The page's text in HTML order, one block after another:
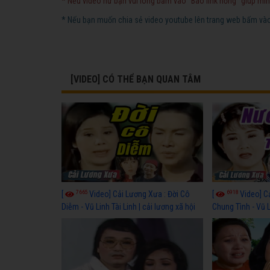
* Nếu bạn muốn chia sẻ video youtube lên trang web bấm
[VIDEO] CÓ THỂ BẠN QUAN TÂM
7665 Video] Cải Lương Xưa : Đời Cô
Diễm - Vũ Linh Tài Linh | cải lương xã hội
6918 Video]
Chung Tình - Vũ
lương xã hội hay